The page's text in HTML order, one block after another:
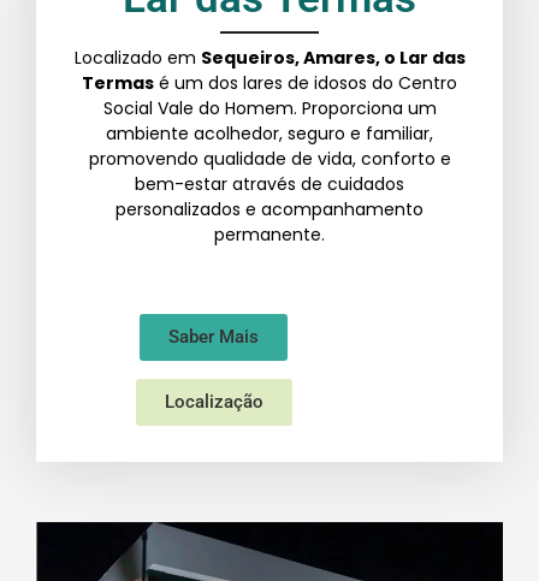
Localizado em Sequeiros, Amares, o Lar das
Termas é um dos lares de idosos do Centro
Social Vale do Homem. Proporciona um
ambiente acolhedor, seguro e familiar,
promovendo qualidade de vida, conforto e
bem-estar através de cuidados
personalizados e acompanhamento
permanente.
Saber Mais
Localização